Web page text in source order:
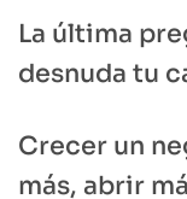
La última
desnuda tu
Crecer un
más, abrir